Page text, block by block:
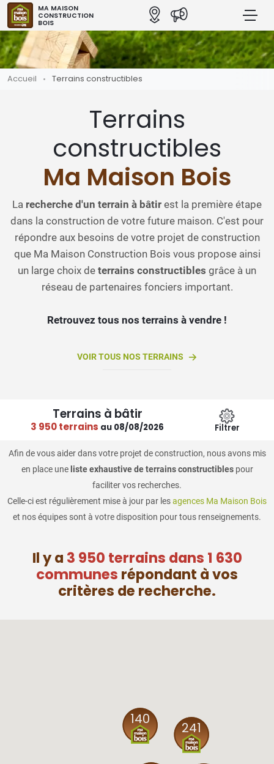
MA MAISON
CONSTRUCTION
BOIS
Accueil Terrains constructibles
Terrains
constructibles
Ma Maison Bois
La recherche d'un terrain à bâtir est la première étape
dans la construction de votre future maison. C'est pour
répondre aux besoins de votre projet de construction
que Ma Maison Construction Bois vous propose ainsi
un large choix de terrains constructibles grâce à un
réseau de partenaires fonciers important.
Retrouvez tous nos terrains à vendre !
VOIR TOUS NOS TERRAINS
Terrains à bâtir
3 950 terrains au 08/08/2026 Filtrer
Afin de vous aider dans votre projet de construction, nous avons mis
en place une liste exhaustive de terrains constructiblespour
faciliter vos recherches.
Celle-ci est régulièrement mise à jour par lesagences Ma Maison Bois
et nos équipes sont à votre disposition pour tous renseignements.
Il y a 3 950 terrains dans 1 630
communes répondant à vos
critères de recherche.
140
241